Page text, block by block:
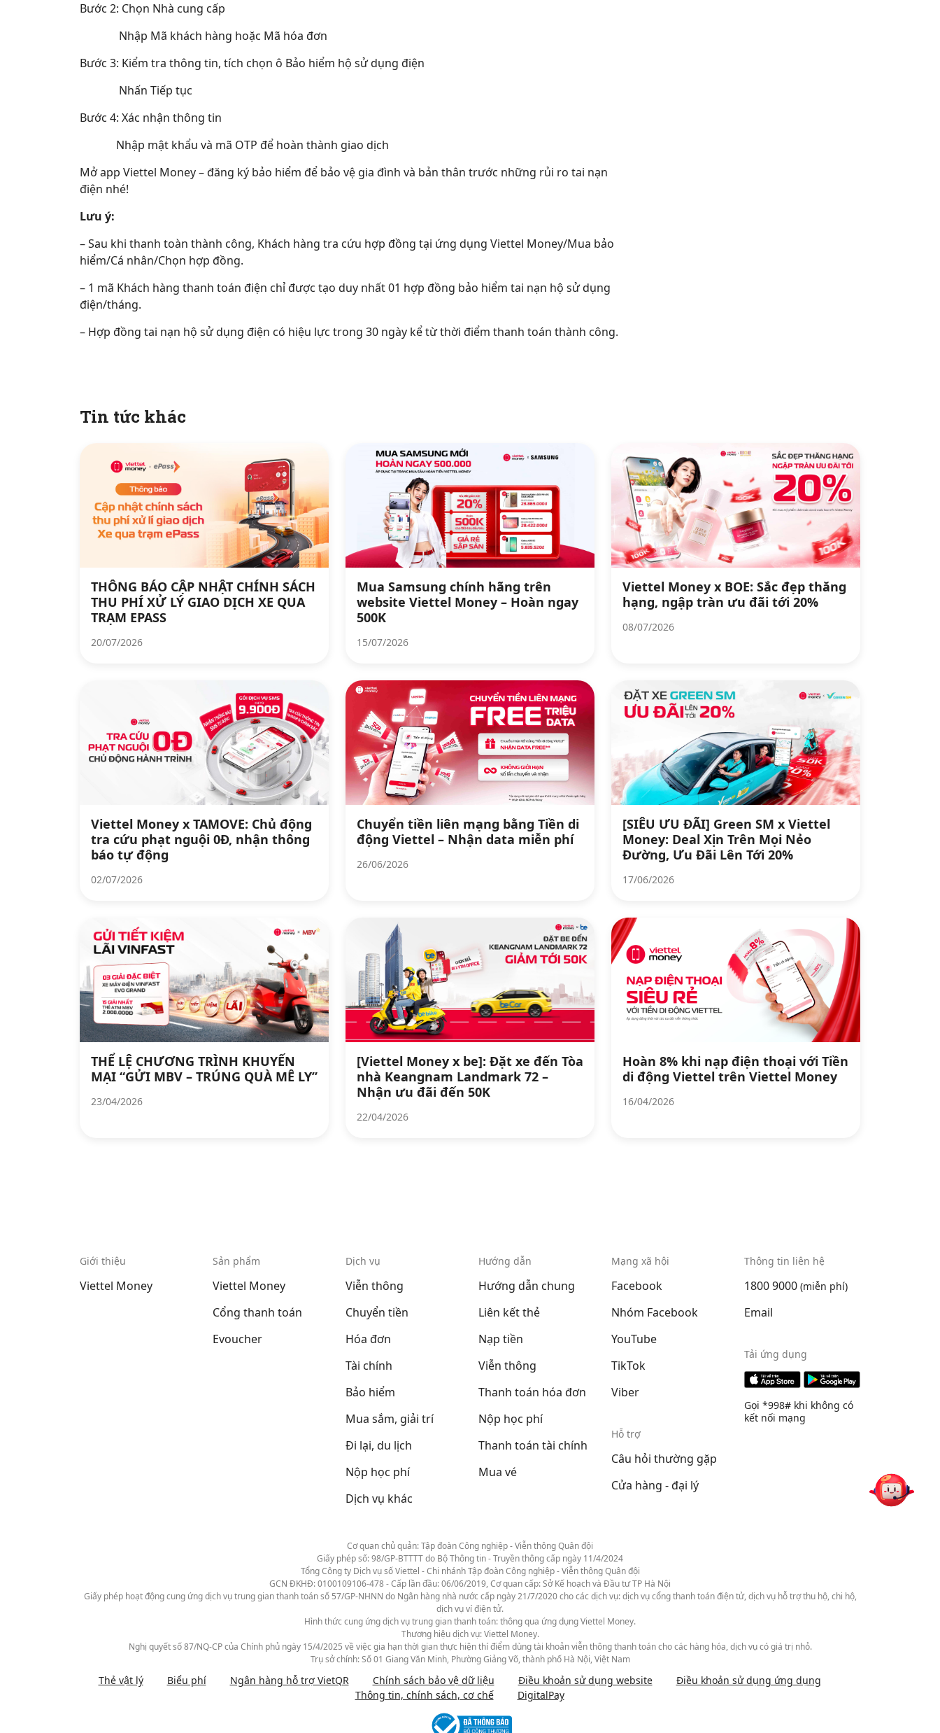
Bước 2: Chọn Nhà cung cấp
Nhập Mã khách hàng hoặc Mã hóa đơn
Bước 3: Kiểm tra thông tin, tích chọn ô Bảo hiểm hộ sử dụng điện
Nhấn Tiếp tục
Bước 4: Xác nhận thông tin
Nhập mật khẩu và mã OTP để hoàn thành giao dịch
Mở app Viettel Money – đăng ký bảo hiểm để bảo vệ gia đình và bản thân trước những rủi ro tai nạn
điện nhé!
Lưu ý:
– Sau khi thanh toàn thành công, Khách hàng tra cứu hợp đồng tại ứng dụng Viettel Money/Mua bảo
hiểm/Cá nhân/Chọn hợp đồng.
– 1 mã Khách hàng thanh toán điện chỉ được tạo duy nhất 01 hợp đồng bảo hiểm tai nạn hộ sử dụng
điện/tháng.
– Hợp đồng tai nạn hộ sử dụng điện có hiệu lực trong 30 ngày kể từ thời điểm thanh toán thành công.
Tin tức khác
THÔNG BÁO CẬP NHẬT CHÍNH SÁCH
THU PHÍ XỬ LÝ GIAO DỊCH XE QUA
TRẠM EPASS
20/07/2026
Mua Samsung chính hãng trên
website Viettel Money – Hoàn ngay
500K
15/07/2026
Viettel Money x BOE: Sắc đẹp thăng
hạng, ngập tràn ưu đãi tới 20%
08/07/2026
Viettel Money x TAMOVE: Chủ động
tra cứu phạt nguội 0Đ, nhận thông
báo tự động
02/07/2026
Chuyển tiền liên mạng bằng Tiền di
động Viettel – Nhận data miễn phí
26/06/2026
[SIÊU ƯU ĐÃI] Green SM x Viettel
Money: Deal Xịn Trên Mọi Nẻo
Đường, Ưu Đãi Lên Tới 20%
17/06/2026
THỂ LỆ CHƯƠNG TRÌNH KHUYẾN
MẠI “GỬI MBV – TRÚNG QUÀ MÊ LY”
23/04/2026
[Viettel Money x be]: Đặt xe đến Tòa
nhà Keangnam Landmark 72 –
Nhận ưu đãi đến 50K
22/04/2026
Hoàn 8% khi nạp điện thoại với Tiền
di động Viettel trên Viettel Money
16/04/2026
Giới thiệu
Viettel Money
Sản phẩm
Viettel Money
Cổng thanh toán
Evoucher
Dịch vụ
Viễn thông
Chuyển tiền
Hóa đơn
Tài chính
Bảo hiểm
Mua sắm, giải trí
Đi lại, du lịch
Nộp học phí
Dịch vụ khác
Hướng dẫn
Hướng dẫn chung
Liên kết thẻ
Nạp tiền
Viễn thông
Thanh toán hóa đơn
Nộp học phí
Thanh toán tài chính
Mua vé
Mạng xã hội
Facebook
Nhóm Facebook
YouTube
TikTok
Viber
Hỗ trợ
Câu hỏi thường gặp
Cửa hàng - đại lý
Thông tin liên hệ
1800 9000 (miễn phí)
Email
Tải ứng dụng
Gọi *998# khi không có
kết nối mạng
Cơ quan chủ quản: Tập đoàn Công nghiệp - Viễn thông Quân đội
Giấy phép số: 98/GP-BTTTT do Bộ Thông tin - Truyền thông cấp ngày 11/4/2024
Tổng Công ty Dịch vụ số Viettel - Chi nhánh Tập đoàn Công nghiệp - Viễn thông Quân đội
GCN ĐKHĐ: 0100109106-478 - Cấp lần đầu: 06/06/2019, Cơ quan cấp: Sở Kế hoạch và Đầu tư TP Hà Nội
Giấy phép hoạt động cung ứng dịch vụ trung gian thanh toán số 57/GP-NHNN do Ngân hàng nhà nước cấp ngày 21/7/2020 cho các dịch vụ: dịch vụ cổng thanh toán điện tử, dịch vụ hỗ trợ thu hộ, chi hộ,
dịch vụ ví điện tử.
Hình thức cung ứng dịch vụ trung gian thanh toán: thông qua ứng dụng Viettel Money.
Thương hiệu dịch vụ: Viettel Money.
Nghị quyết số 87/NQ-CP của Chính phủ ngày 15/4/2025 về việc gia hạn thời gian thực hiện thí điểm dùng tài khoản viễn thông thanh toán cho các hàng hóa, dịch vụ có giá trị nhỏ.
Trụ sở chính: Số 01 Giang Văn Minh, Phường Giảng Võ, thành phố Hà Nội, Việt Nam
Thẻ vật lý Biểu phí Ngân hàng hỗ trợ VietQR Chính sách bảo vệ dữ liệu Điều khoản sử dụng website
Điều khoản sử dụng ứng dụng
Thông tin, chính sách, cơ chế
DigitalPay